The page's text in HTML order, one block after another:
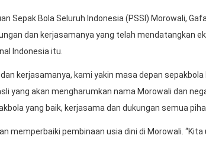
Sepak Bola Seluruh Indonesia (PSSI) Morowali,
dan kerjasamanya yang telah mendatangkan
Indonesia itu.
kerjasamanya, kami yakin masa depan sepakbola
yang akan mengharumkan nama Morowali dan
yang baik, kerjasama dan dukungan semua
memperbaiki pembinaan usia dini di Morowali. “Kita